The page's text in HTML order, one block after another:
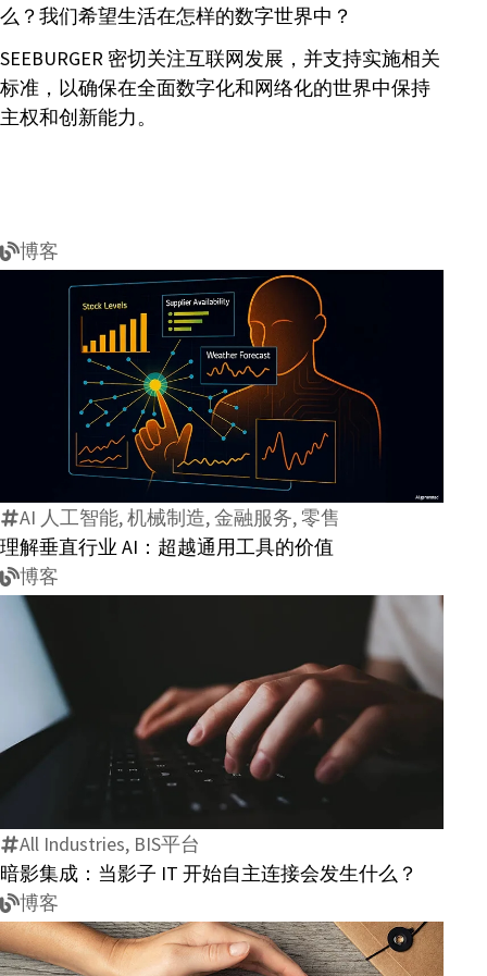
么？我们希望生活在怎样的数字世界中？
SEEBURGER 密切关注互联网发展，并支持实施相关
标准，以确保在全面数字化和网络化的世界中保持
主权和创新能力。
博客
理
解
垂
直
行
业
用
工
具
的
价
AI 人工智能, 机械制造, 金融服务, 零售
理解垂直行业 AI：超越通用工具的价值
博客
暗
影
成：
影
IT
开
All Industries, BIS平台
暗影集成：当影子 IT 开始自主连接会发生什么？
博客